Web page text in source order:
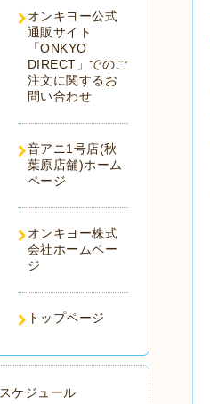
オンキヨー公式
通販サイト
「ONKYO
DIRECT」でのご
注文に関するお
問い合わせ
音アニ1号店(秋
葉原店舗)ホーム
ページ
オンキヨー株式
会社ホームペー
ジ
トップページ
スケジュール